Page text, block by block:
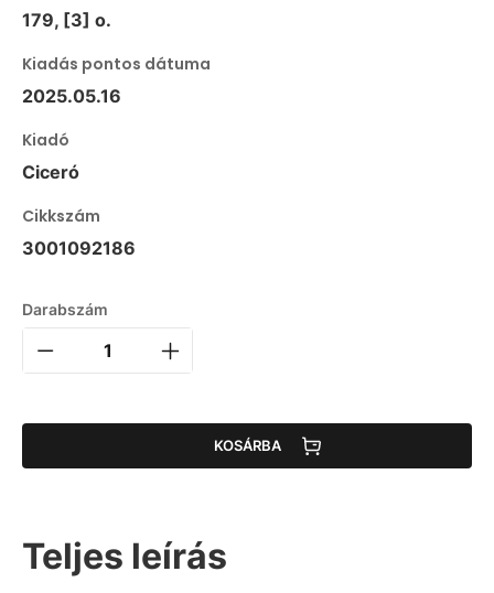
179, [3] o.
Kiadás pontos dátuma
2025.05.16
Kiadó
Ciceró
Cikkszám
3001092186
Darabszám
KOSÁRBA
Teljes leírás